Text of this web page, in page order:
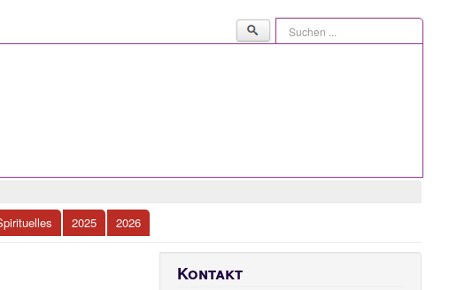
Suchen
...
2025 2026
Kontakt